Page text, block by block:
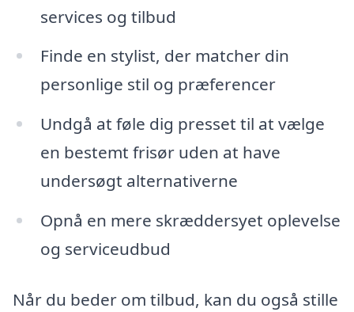
services og tilbud
Finde en stylist, der matcher din
personlige stil og præferencer
Undgå at føle dig presset til at vælge
en bestemt frisør uden at have
undersøgt alternativerne
Opnå en mere skræddersyet oplevelse
og serviceudbud
Når du beder om tilbud, kan du også stille